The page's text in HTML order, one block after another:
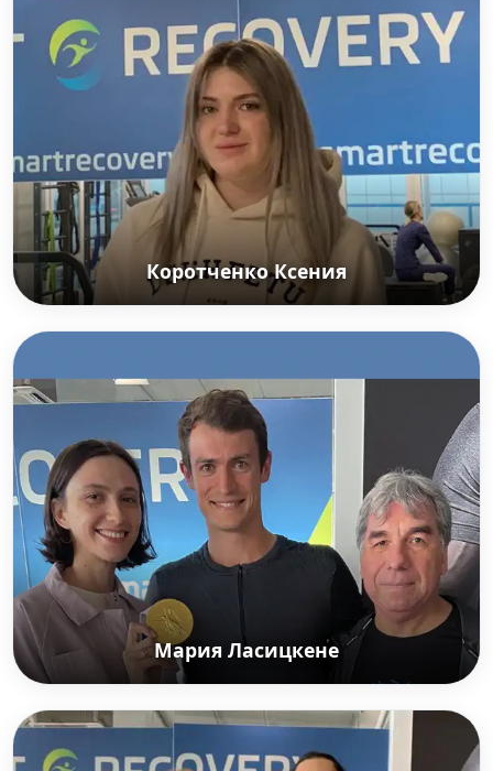
России, Олимпийский чемпион в командном
соревновании 2022, чемпион Европы 2022.
Александра — фигуристка, заслуженный мастер
спорта России, серебряный призёр зимних
Олимпийских игр 2022, бронзовый призёр
чемпионата мира 2021, двукратный бронзовый
призёр чемпионата Европы 2020, 2022.
Коротченко Ксения
Коротченко Ксения
Мастер спорта России по легкой атлетике,
призёр чемпионата России.
Мария Ласицкене
Мария Ласицкене
Российская прыгунья в высоту, олимпийская